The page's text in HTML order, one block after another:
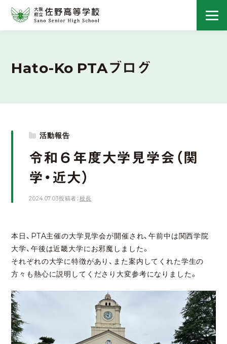
Hato-Ko PTAブログ
活動報告
令和６年度大学見学会（関
学・近大）
2024.07.03投稿者：校長
本日、PTA主催の大学見学会が開催され、午前中は関西学院
大学、午後は近畿大学にお邪魔しました。
それぞれの大学に特徴があり、また案内してくれた学生の
方々も熱心に説明してくださり大変参考になりました。